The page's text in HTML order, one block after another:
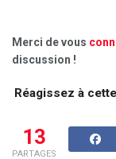
Merci de vous
discussion !
Réagissez à
13
PARTAGES